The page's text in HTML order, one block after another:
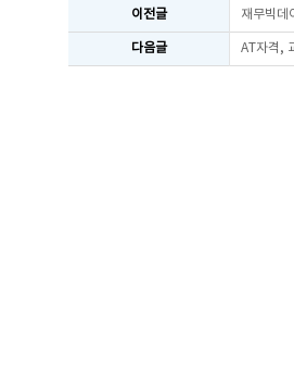
이전글 재무빅데
다음글 AT자격,